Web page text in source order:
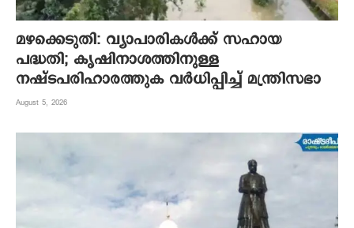
മഴക്കെടുതി: വ്യാപാരികൾക്ക് സഹായ
പദ്ധതി; കൃഷിനാശത്തിനുള്ള
നഷ്ടപരിഹാരത്തുക വർ‌ധിപ്പിച്ച് മന്ത്രിസഭാ
August 5, 2026